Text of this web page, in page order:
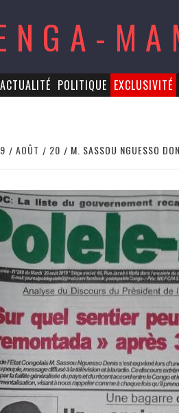
ACTUALITÉ POLITIQUE EXCLUSIVITÉ
AOÛT 20 M. SASSOU NGUESSO